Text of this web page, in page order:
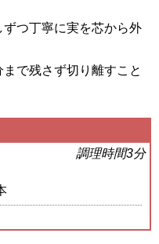
つ丁寧に実を芯から外
で残さず切り離すこと
調理時間3分